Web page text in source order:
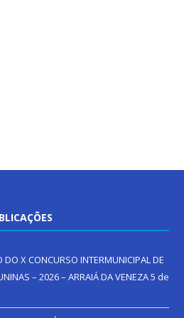
DO X CONCURSO INTERMUNICIPAL DE
– 2026 – ARRAIÁ DA VENEZA5 de